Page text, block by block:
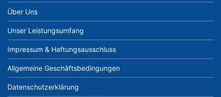
Über Uns
Unser Leistungsumfang
Impressum & Haftungsausschluss
Allgemeine Geschäftsbedingungen
Datenschutzerklärung